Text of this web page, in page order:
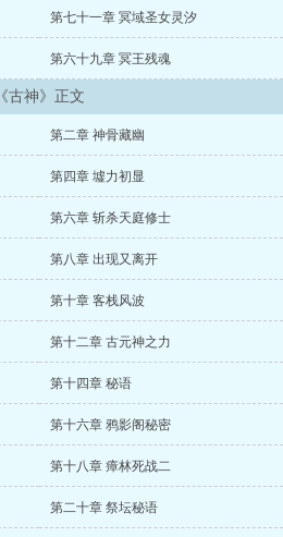
第七十一章 冥域圣女灵汐
第六十九章 冥王残魂
《古神》正文
第二章 神骨藏幽
第四章 墟力初显
第六章 斩杀天庭修士
第八章 出现又离开
第十章 客栈风波
第十二章 古元神之力
第十四章 秘语
第十六章 鸦影阁秘密
第十八章 瘴林死战二
第二十章 祭坛秘语